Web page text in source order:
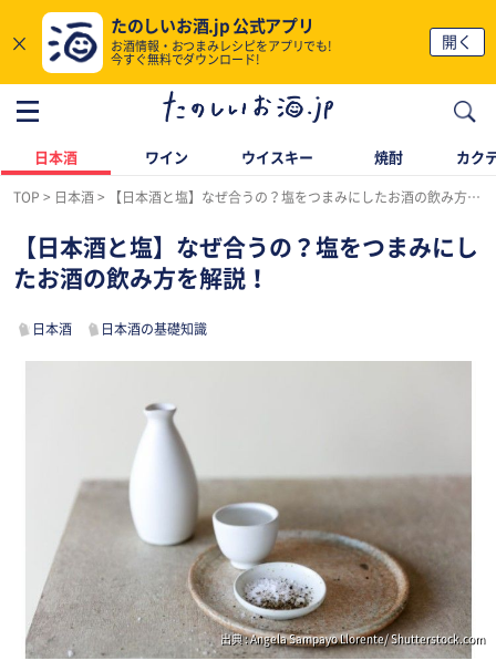
×
たのしいお酒.jp 公式アプリ
お酒情報・おつまみレシピをアプリでも!
今すぐ無料でダウンロード!
開く
日本酒 ワイン ウイスキー 焼酎 カク
TOP 日本酒 【日本酒と塩】なぜ合うの？塩をつまみにしたお酒の飲み方を解説！
【日本酒と塩】なぜ合うの？塩をつまみにし
たお酒の飲み方を解説！
日本酒 日本酒の基礎知識
出典 : Angela Sampayo Llorente/ Shutterstock.com